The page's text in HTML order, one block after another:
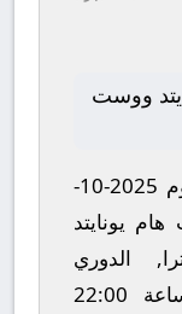
ووست
تترقب الجماهير مواجهة نارية اليوم 2025-10-
هام يونايتد
الدوري
تنطلق في تمام الساعة 22:00